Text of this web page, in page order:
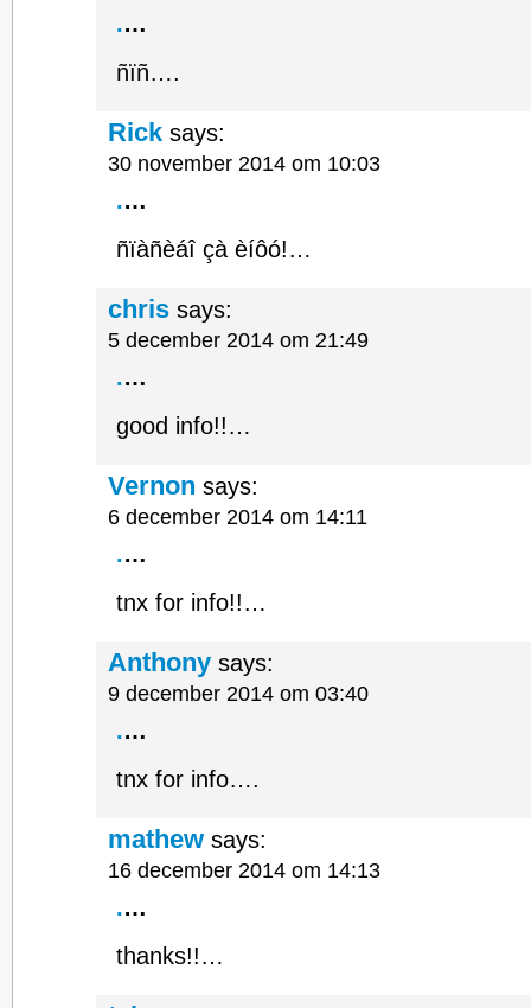
.…
ñïñ….
Rick says:
30 november 2014 om 10:03
.…
ñïàñèáî çà èíôó!…
chris says:
5 december 2014 om 21:49
.…
good info!!…
Vernon says:
6 december 2014 om 14:11
.…
tnx for info!!…
Anthony says:
9 december 2014 om 03:40
.…
tnx for info….
mathew says:
16 december 2014 om 14:13
.…
thanks!!…